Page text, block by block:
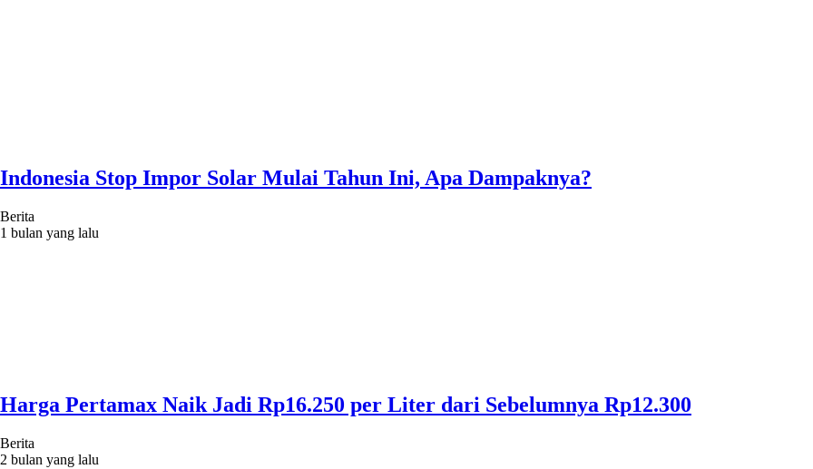
Indonesia Stop Impor Solar Mulai Tahun Ini, Apa Dampaknya?
Berita
1 bulan yang lalu
Harga Pertamax Naik Jadi Rp16.250 per Liter dari Sebelumnya Rp12.300
Berita
2 bulan yang lalu